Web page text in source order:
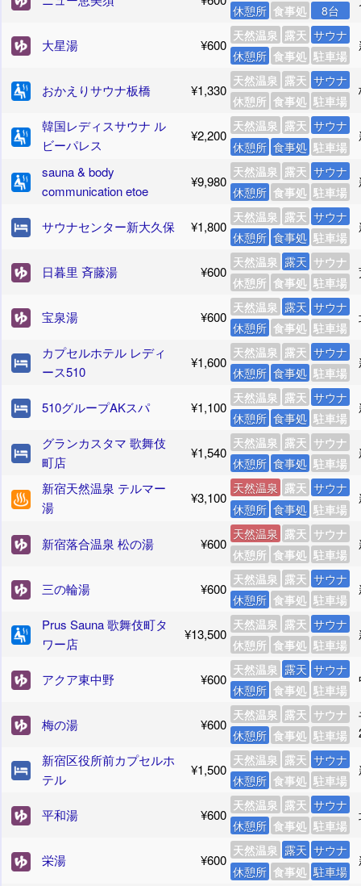
休憩所 食事処 8台
大星湯 ¥600
天然温泉 露天 サウナ
休憩所 食事処 駐車場
おかえりサウナ板橋 ¥1,330
天然温泉 露天 サウナ
休憩所 食事処 駐車場
韓国レディスサウナ ル
ビーパレス
¥2,200
天然温泉 露天 サウナ
休憩所 食事処 駐車場
sauna & body
communication etoe
¥9,980
天然温泉 露天 サウナ
休憩所 食事処 駐車場
サウナセンター新大久保 ¥1,800
天然温泉 露天 サウナ
休憩所 食事処 駐車場
日暮里 斉藤湯 ¥600
天然温泉 露天 サウナ
休憩所 食事処 駐車場
宝泉湯 ¥600
天然温泉 露天 サウナ
休憩所 食事処 駐車場
カプセルホテル レディ
ース510
¥1,600
天然温泉 露天 サウナ
休憩所 食事処 駐車場
510グループAKスパ ¥1,100
天然温泉 露天 サウナ
休憩所 食事処 駐車場
グランカスタマ 歌舞伎
町店
¥1,540
天然温泉 露天 サウナ
休憩所 食事処 駐車場
新宿天然温泉 テルマー
湯
¥3,100
天然温泉 露天 サウナ
休憩所 食事処 駐車場
新宿落合温泉 松の湯 ¥600
天然温泉 露天 サウナ
休憩所 食事処 駐車場
三の輪湯 ¥600
天然温泉 露天 サウナ
休憩所 食事処 駐車場
Prus Sauna 歌舞伎町タ
ワー店
¥13,500
天然温泉 露天 サウナ
休憩所 食事処 駐車場
アクア東中野 ¥600
天然温泉 露天 サウナ
休憩所 食事処 駐車場
梅の湯 ¥600
天然温泉 露天 サウナ
休憩所 食事処 駐車場
新宿区役所前カプセルホ
テル
¥1,500
天然温泉 露天 サウナ
休憩所 食事処 駐車場
平和湯 ¥600
天然温泉 露天 サウナ
休憩所 食事処 駐車場
栄湯 ¥600
天然温泉 露天 サウナ
休憩所 食事処 駐車場